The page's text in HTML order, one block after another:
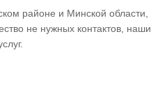
районе и Минской области,
не нужных контактов,